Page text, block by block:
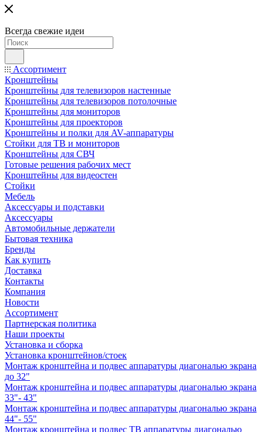
Всегда свежие идеи
Ассортимент
Кронштейны
Кронштейны для телевизоров настенные
Кронштейны для телевизоров потолочные
Кронштейны для мониторов
Кронштейны для проекторов
Кронштейны и полки для AV-аппаратуры
Стойки для ТВ и мониторов
Кронштейны для СВЧ
Готовые решения рабочих мест
Кронштейны для видеостен
Стойки
Мебель
Аксессуары и подставки
Аксессуары
Автомобильные держатели
Бытовая техника
Бренды
Как купить
Доставка
Контакты
Компания
Новости
Ассортимент
Партнерская политика
Наши проекты
Установка и сборка
Установка кронштейнов/стоек
Монтаж кронштейна и подвес аппаратуры диагональю экрана
до 32"
Монтаж кронштейна и подвес аппаратуры диагональю экрана
33"- 43"
Монтаж кронштейна и подвес аппаратуры диагональю экрана
44"- 55"
Монтаж кронштейна и подвес ТВ аппаратуры диагональю